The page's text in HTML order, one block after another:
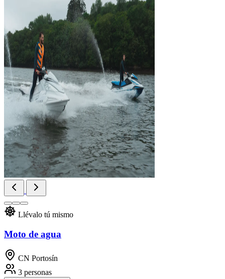
Llévalo tú mismo
Moto de agua
CN Portosín
3 personas